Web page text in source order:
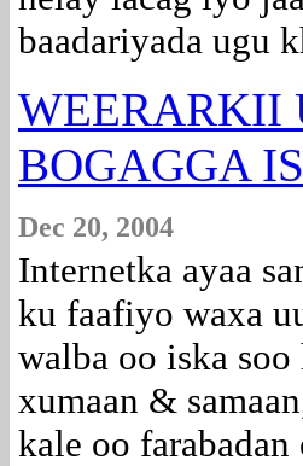
baadariyada ugu
WEERARKII
BOGAGGA
Dec 20, 2004
Internetka ayaa
ku faafiyo waxa
walba oo iska
xumaan &
kale oo